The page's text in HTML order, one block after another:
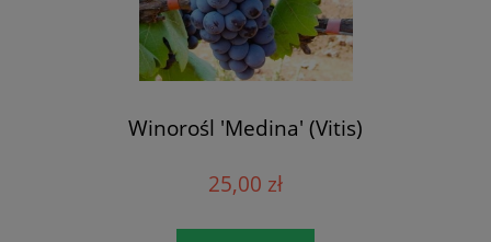
Winorośl 'Medina' (Vitis)
25,00 zł